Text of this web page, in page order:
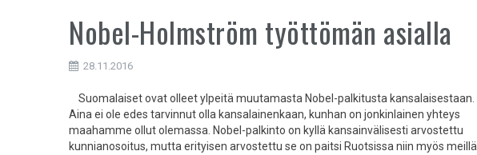
Nobel-Holmström työttömän asialla
28.11.2016
Suomalaiset ovat olleet ylpeitä muutamasta Nobel-palkitusta kansalaisestaan.
Aina ei ole edes tarvinnut olla kansalainenkaan, kunhan on jonkinlainen yhteys
maahamme ollut olemassa. Nobel-palkinto on kyllä kansainvälisesti arvostettu
kunnianosoitus, mutta erityisen arvostettu se on paitsi Ruotsissa niin myös meillä